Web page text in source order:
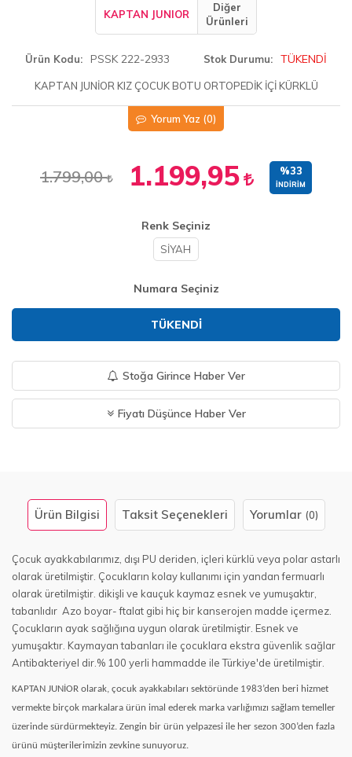
KAPTAN JUNIOR
Diğer
Ürünleri
Ürün Kodu PSSK 222-2933 Stok Durumu TÜKENDİ
KAPTAN JUNİOR KIZ ÇOCUK BOTU ORTOPEDİK İÇİ KÜRKLÜ
Yorum Yaz (0)
1.799,00 1.199,95 %33
İNDIRIM
Renk Seçiniz
SİYAH
Numara Seçiniz
TÜKENDI
Stoğa Girince Haber Ver
Fiyatı Düşünce Haber Ver
Ürün Bilgisi Taksit Seçenekleri Yorumlar (0)
Çocuk ayakkabılarımız, dışı PU deriden, içleri kürklü veya polar astarlı
olarak üretilmiştir. Çocukların kolay kullanımı için yandan fermuarlı
olarak üretilmiştir. dikişli ve kauçuk kaymaz esnek ve yumuşaktır,
tabanlıdır Azo boyar- ftalat gibi hiç bir kanserojen madde içermez.
Çocukların ayak sağlığına uygun olarak üretilmiştir. Esnek ve
yumuşaktır. Kaymayan tabanları ile çocuklara ekstra güvenlik sağlar
Antibakteriyel dir.% 100 yerli hammadde ile Türkiye'de üretilmiştir.
KAPTAN JUNİOR olarak, çocuk ayakkabıları sektöründe 1983’den beri hizmet
vermekte birçok markalara ürün imal ederek marka varlığımızı sağlam temeller
üzerinde sürdürmekteyiz. Zengin bir ürün yelpazesi ile her sezon 300’den fazla
ürünü müşterilerimizin zevkine sunuyoruz.